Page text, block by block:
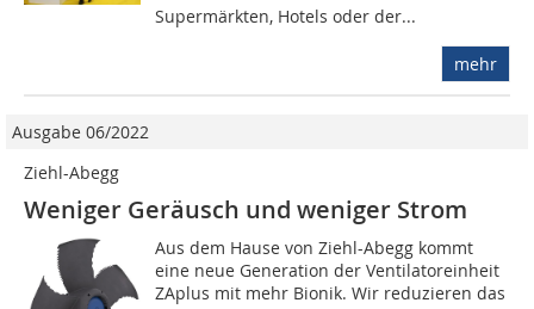
Supermärkten, Hotels oder der...
mehr
Ausgabe 06/2022
Ziehl-Abegg
Weniger Geräusch und weniger Strom
Aus dem Hause von Ziehl-Abegg kommt
eine neue Generation der Ventilatoreinheit
ZAplus mit mehr Bionik. Wir reduzieren das